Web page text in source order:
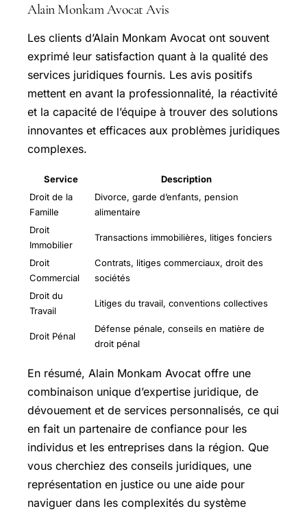
Alain Monkam Avocat Avis
Les clients d’Alain Monkam Avocat ont souvent
exprimé leur satisfaction quant à la qualité des
services juridiques fournis. Les avis positifs
mettent en avant la professionnalité, la réactivité
et la capacité de l’équipe à trouver des solutions
innovantes et efficaces aux problèmes juridiques
complexes.
Service
Description
Droit de la
Famille
Divorce, garde d’enfants, pension
alimentaire
Droit
Immobilier
Transactions immobilières, litiges fonciers
Droit
Commercial
Contrats, litiges commerciaux, droit des
sociétés
Droit du
Travail
Litiges du travail, conventions collectives
Droit Pénal
Défense pénale, conseils en matière de
droit pénal
En résumé, Alain Monkam Avocat offre une
combinaison unique d’expertise juridique, de
dévouement et de services personnalisés, ce qui
en fait un partenaire de confiance pour les
individus et les entreprises dans la région. Que
vous cherchiez des conseils juridiques, une
représentation en justice ou une aide pour
naviguer dans les complexités du système